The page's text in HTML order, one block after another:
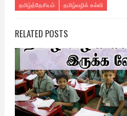
தமிழ்த்தேசியம் தமிழ்வழிக் கல்வி
RELATED POSTS